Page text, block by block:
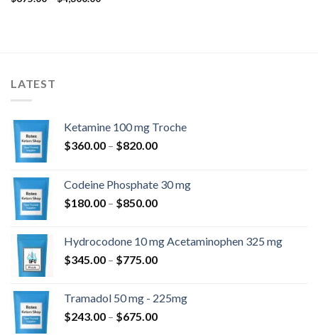
LATEST
Ketamine 100 mg Troche
$360.00 – $820.00Hinnavahemik:
$820.00
Codeine Phosphate 30 mg
$180.00 – $850.00Hinnavahemik:
$850.00
Hydrocodone 10 mg Acetaminophen 325 mg
$345.00 – $775.00Hinnavahemik:
$775.00
Tramadol 50 mg - 225mg
$243.00 – $675.00Hinnavahemik: